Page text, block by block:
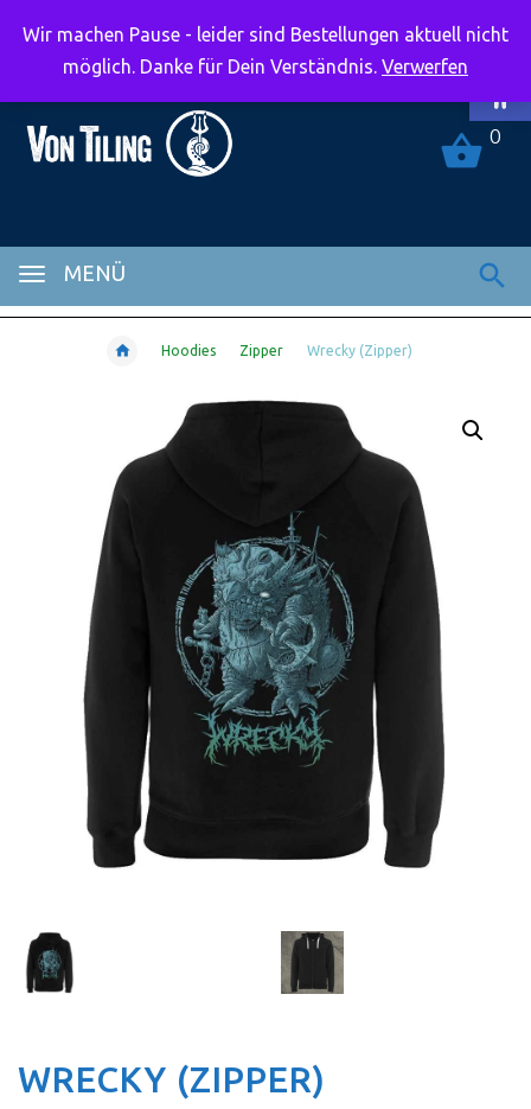
MENÜ
0
Hoodies Zipper Wrecky (Zipper)
WRECKY (ZIPPER)
Wir machen Pause - leider sind Bestellungen aktuell nicht
möglich. Danke für Dein Verständnis. Verwerfen